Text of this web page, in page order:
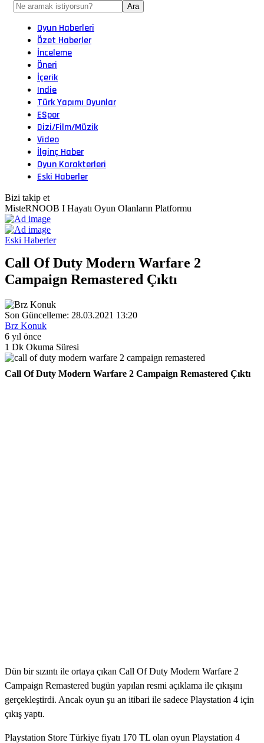
Oyun Haberleri
Özet Haberler
İnceleme
Öneri
İçerik
Indie
Türk Yapımı Oyunlar
ESpor
Dizi/Film/Müzik
Video
İlginç Haber
Oyun Karakterleri
Eski Haberler
Bizi takip et
MisteRNOOB I Hayatı Oyun Olanların Platformu
Eski Haberler
Call Of Duty Modern Warfare 2
Campaign Remastered Çıktı
Son Güncelleme: 28.03.2021 13:20
Brz Konuk
6 yıl önce
1 Dk Okuma Süresi
Call Of Duty Modern Warfare 2 Campaign Remastered Çıktı
Dün bir sızıntı ile ortaya çıkan Call Of Duty Modern Warfare 2
Campaign Remastered bugün yapılan resmi açıklama ile çıkışını
gerçekleştirdi. Ancak oyun şu an itibari ile sadece Playstation 4 için
çıkış yaptı.
Playstation Store Türkiye fiyatı 170 TL olan oyun Playstation 4